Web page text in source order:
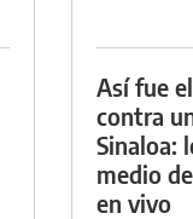
Así fue
contra
Sinaloa:
medio
en vivo